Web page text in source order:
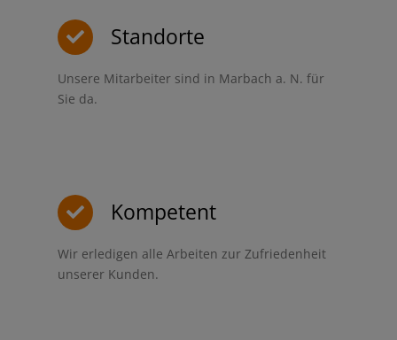
Standorte
Unsere Mitarbeiter sind in Marbach a. N. für
Sie da.
Kompetent
Wir erledigen alle Arbeiten zur Zufriedenheit
unserer Kunden.